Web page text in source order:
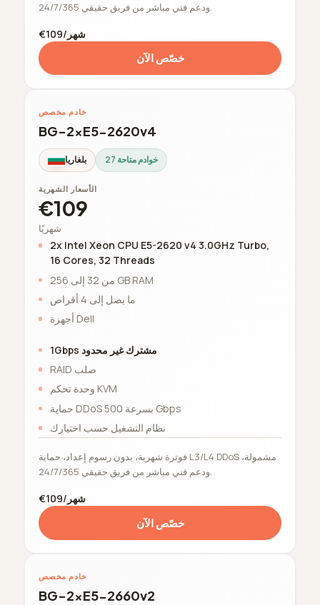
ودعم فني مباشر من فريق حقيقي 24/7/365.
€109/شهر
خصّص الآن
خادم مخصص
BG-2xE5-2620v4
بلغاريا 27 خوادم متاحة
الأسعار الشهرية
€109
شهريًا
2x Intel Xeon CPU E5-2620 v4 3.0GHz Turbo,
16 Cores, 32 Threads
من 32 إلى 256 GB RAM
ما يصل إلى 4 أقراص
أجهزة Dell
1Gbps مشترك غير محدود
RAID صلب
وحدة تحكم KVM
حماية DDoS بسرعة 500 Gbps
نظام التشغيل حسب اختيارك
فوترة شهرية، بدون رسوم إعداد، حماية L3/L4 DDoS مشمولة،
ودعم فني مباشر من فريق حقيقي 24/7/365.
€109/شهر
خصّص الآن
خادم مخصص
BG-2xE5-2660v2